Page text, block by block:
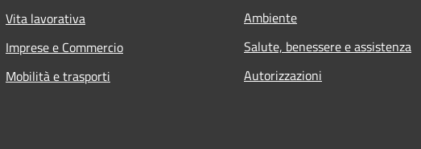
Vita lavorativa
Imprese e Commercio
Mobilità e trasporti
Ambiente
Salute, benessere e assistenza
Autorizzazioni